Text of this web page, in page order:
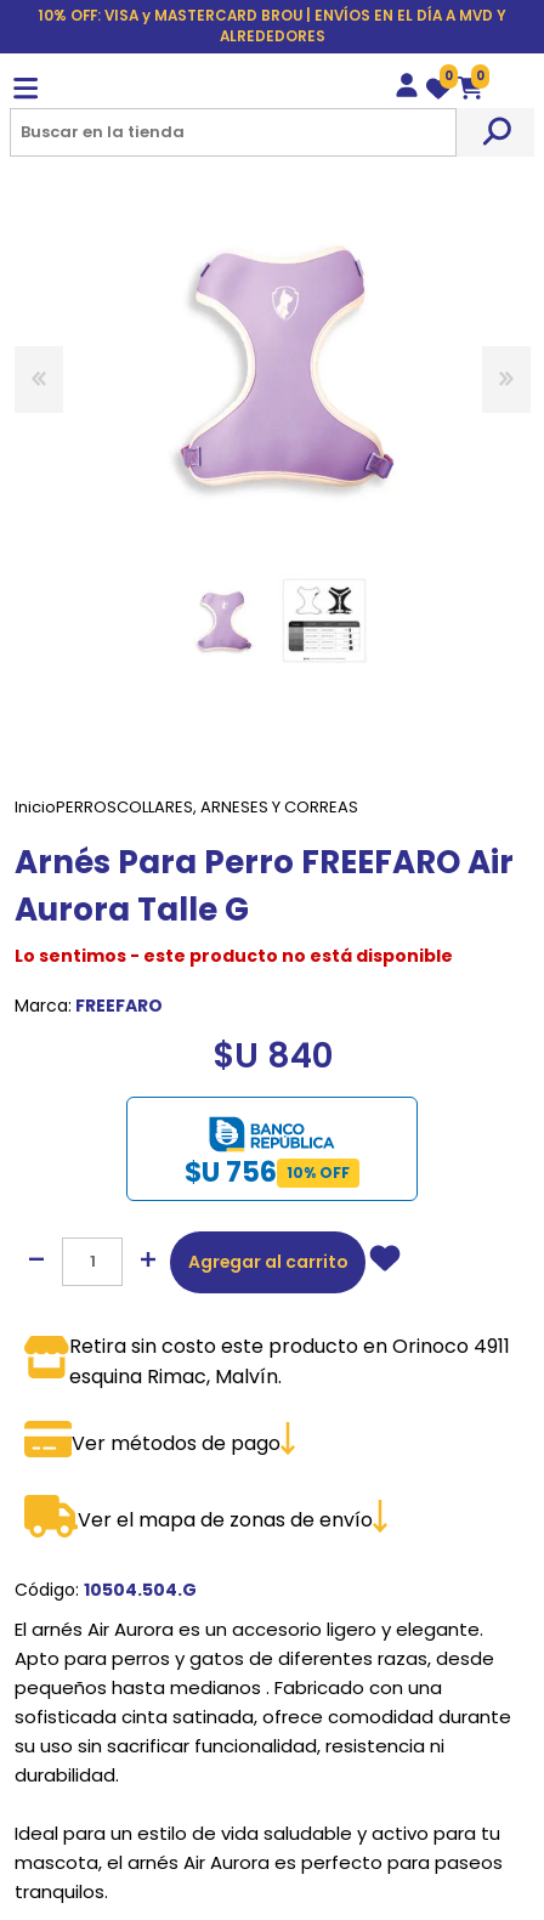
10% OFF: VISA y MASTERCARD BROU | ENVÍOS EN EL DÍA A MVD Y
ALREDEDORES
Wishlist
0
Carrito
0
InicioPERROSCOLLARES, ARNESES Y CORREAS
Arnés Para Perro FREEFARO Air
Aurora Talle G
Lo sentimos - este producto no está disponible
Marca: FREEFARO
$U 840
$U 756 10% OFF
Agregar al carrito
Retira sin costo este producto en Orinoco 4911
esquina Rimac, Malvín.
Ver métodos de pago
Ver el mapa de zonas de envío
Código: 10504.504.G
El arnés Air Aurora es un accesorio ligero y elegante.
Apto para perros y gatos de diferentes razas, desde
pequeños hasta medianos . Fabricado con una
sofisticada cinta satinada, ofrece comodidad durante
su uso sin sacrificar funcionalidad, resistencia ni
durabilidad.
Ideal para un estilo de vida saludable y activo para tu
mascota, el arnés Air Aurora es perfecto para paseos
tranquilos.